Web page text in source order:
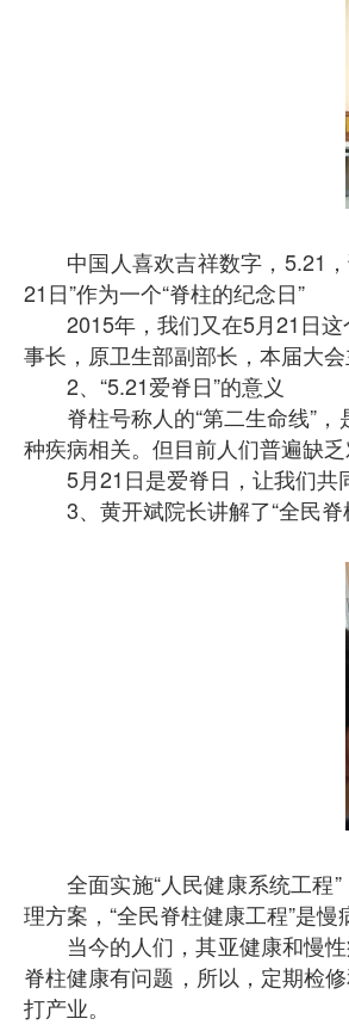
中国人喜欢吉祥数字，5.21
21日”作为一个“脊柱的纪念日”
2015年，我们又在5月21日
事长，原卫生部副部长，本届大
2、“5.21爱脊日”的意义
脊柱号称人的“第二生命线”
种疾病相关。但目前人们普遍缺
5月21日是爱脊日，让我们共
3、黄开斌院长讲解了“全民
全面实施“人民健康系统工程
理方案，“全民脊柱健康工程”是
当今的人们，其亚健康和慢
脊柱健康有问题，所以，定期检
打产业。